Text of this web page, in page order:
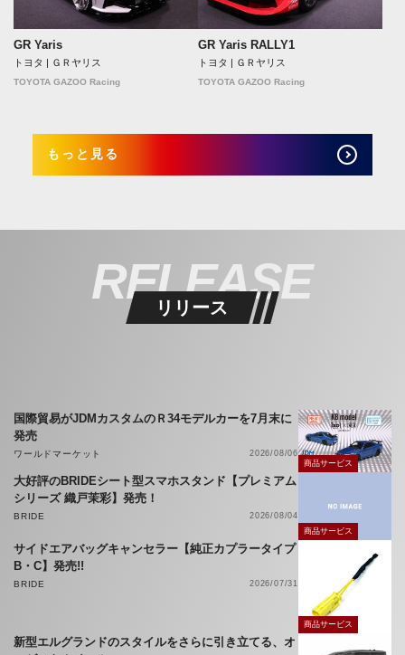
GR Yaris
トヨタ | ＧＲヤリス
TOYOTA GAZOO Racing
GR Yaris RALLY1
トヨタ | ＧＲヤリス
TOYOTA GAZOO Racing
もっと見る
RELEASE
リリース
国際貿易がJDMカスタムのＲ34モデルカーを7月末に
発売
ワールドマーケット
2026/08/06
商品サービス
大好評のBRIDEシート型スマホスタンド【プレミアム
シリーズ 織戸茉彩】発売！
BRIDE
2026/08/04
商品サービス
サイドエアバッグキャンセラー【純正カプラータイプ
B・C】発売!!
BRIDE 2026/07/31
商品サービス
新型エルグランドのスタイルをさらに引き立てる、オ